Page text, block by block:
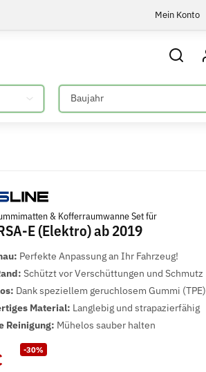
Mein Konto
Bitte auswählen
& Kofferraumwanne Set für
E (Elektro) ab 2019
Perfekte Anpassung an Ihr Fahrzeug!
Schützt vor Verschüttungen und Schmutz
Dank speziellem geruchlosem Gummi (TPE)
Material: Langlebig und strapazierfähig
Reinigung: Mühelos sauber halten
-30%